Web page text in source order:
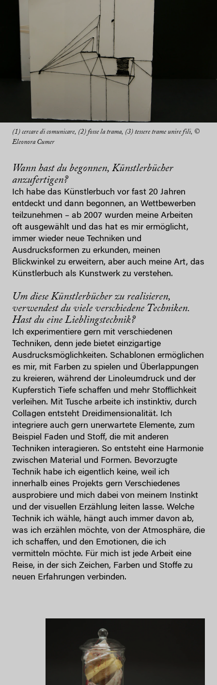
(1) cercare di comunicare, (2) fosse la trama, (3) tessere trame unire fili, ©
Eleonora Cumer
Wann hast du begonnen, Künstlerbücher
anzufertigen?
Ich habe das Künstlerbuch vor fast 20 Jahren
entdeckt und dann begonnen, an Wettbewerben
teilzunehmen – ab 2007 wurden meine Arbeiten
oft ausgewählt und das hat es mir ermöglicht,
immer wieder neue Techniken und
Ausdrucksformen zu erkunden, meinen
Blickwinkel zu erweitern, aber auch meine Art, das
Künstlerbuch als Kunstwerk zu verstehen.
Um diese Künstlerbücher zu realisieren,
verwendest du viele verschiedene Techniken.
Hast du eine Lieblingstechnik?
Ich experimentiere gern mit verschiedenen
Techniken, denn jede bietet einzigartige
Ausdrucksmöglichkeiten. Schablonen ermöglichen
es mir, mit Farben zu spielen und Überlappungen
zu kreieren, während der Linoleumdruck und der
Kupferstich Tiefe schaffen und mehr Stofflichkeit
verleihen. Mit Tusche arbeite ich instinktiv, durch
Collagen entsteht Dreidimensionalität. Ich
integriere auch gern unerwartete Elemente, zum
Beispiel Faden und Stoff, die mit anderen
Techniken interagieren. So entsteht eine Harmonie
zwischen Material und Formen. Bevorzugte
Technik habe ich eigentlich keine, weil ich
innerhalb eines Projekts gern Verschiedenes
ausprobiere und mich dabei von meinem Instinkt
und der visuellen Erzählung leiten lasse. Welche
Technik ich wähle, hängt auch immer davon ab,
was ich erzählen möchte, von der Atmosphäre, die
ich schaffen, und den Emotionen, die ich
vermitteln möchte. Für mich ist jede Arbeit eine
Reise, in der sich Zeichen, Farben und Stoffe zu
neuen Erfahrungen verbinden.